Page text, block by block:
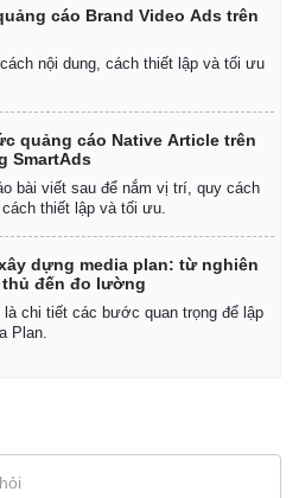
cáo Brand Video Ads trên
nội dung, cách thiết lập và tối ưu
quảng cáo Native Article trên
SmartAds
bài viết sau để nắm vị trí, quy cách
thiết lập và tối ưu.
dựng media plan: từ nghiên
đến đo lường
là chi tiết các bước quan trọng để lập
Plan.